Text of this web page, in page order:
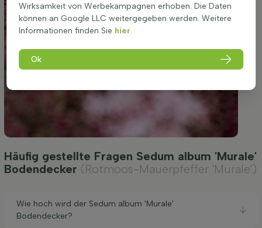
Häufig gestellte Fragen Sedum album 'Murale'
Bodendecker (Rotmoos-Mauerpfeffer 'Murale')
Wie hoch wird der Sedum album 'Murale'
Bodendecker?
Wirksamkeit von Werbekampagnen erhoben. Die Daten
können an Google LLC weitergegeben werden. Weitere
Informationen finden Sie hier.
Ok